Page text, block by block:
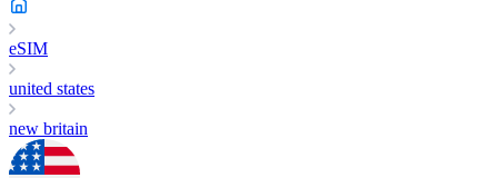
eSIM
united states
new britain